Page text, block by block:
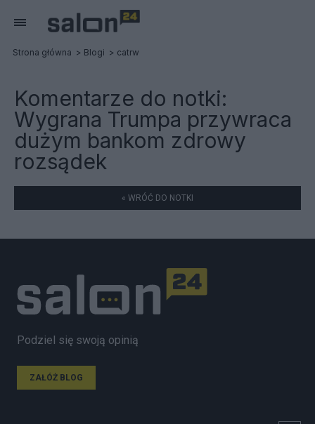
Strona główna Blogi catrw
Komentarze do notki:
Wygrana Trumpa przywraca
dużym bankom zdrowy
rozsądek
« WRÓĆ DO NOTKI
Podziel się swoją opinią
ZAŁÓŻ BLOG